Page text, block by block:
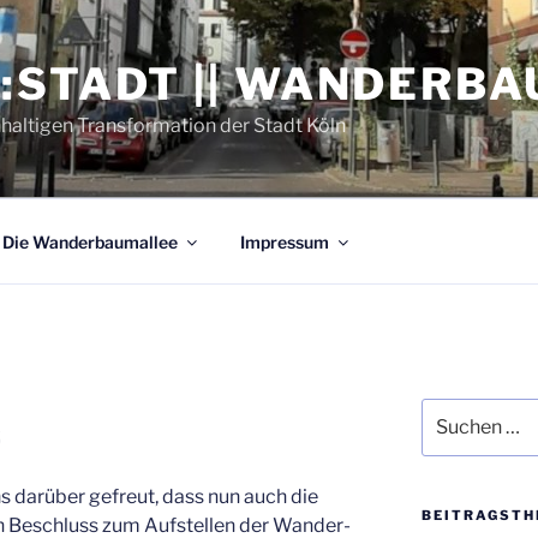
||
Transformation der Stadt Köln
Die Wan­der­baum­al­lee Impres­sum
dar­über gefreut, dass nun auch die
Beschluss zum Auf­stel­len der Wan­der­
nach: